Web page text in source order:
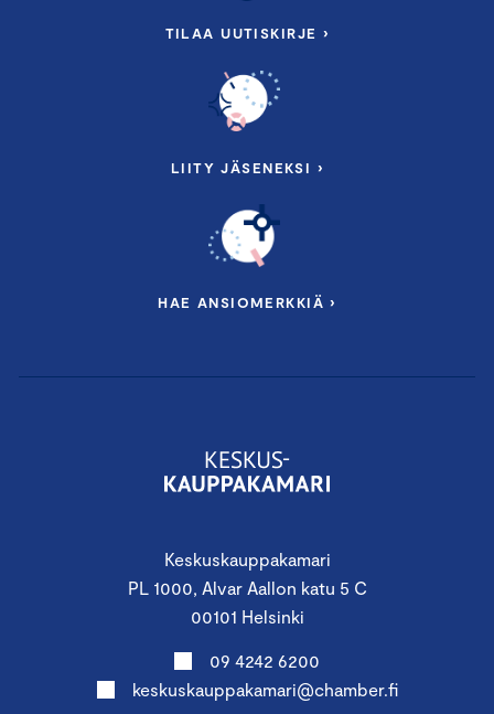
Keskuskauppakamari
PL 1000, Alvar Aallon katu 5 C
00101 Helsinki
09 4242 6200
keskuskauppakamari@chamber.fi
TILAA UUTISKIRJE ›
LIITY JÄSENEKSI ›
HAE ANSIOMERKKIÄ ›